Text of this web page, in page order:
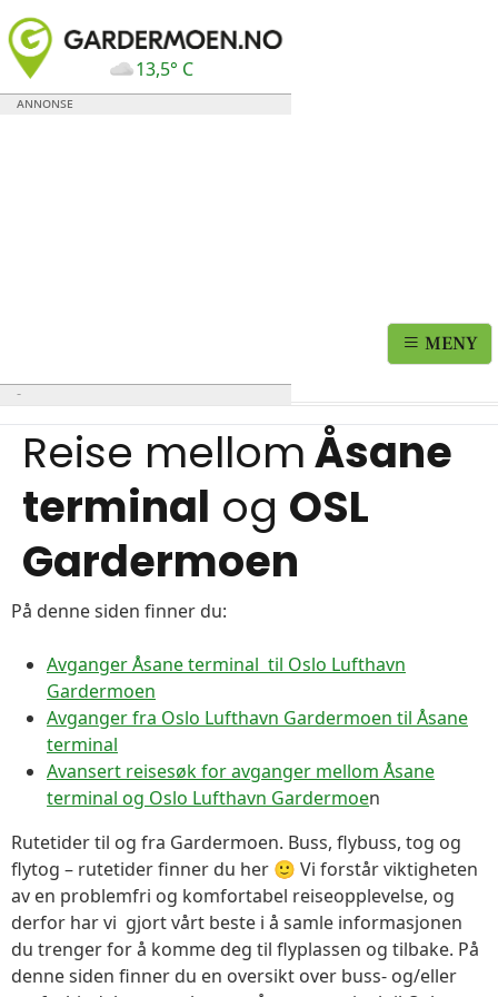
13,5° C
MENY
Reise mellomÅsane
terminal og OSL
Gardermoen
På denne siden finner du:
Avganger Åsane terminal til Oslo Lufthavn
Gardermoen
Avganger fra Oslo Lufthavn Gardermoen til Åsane
terminal
Avansert reisesøk for avganger mellom Åsane
terminal og Oslo Lufthavn Gardermoen
Rutetider til og fra Gardermoen. Buss, flybuss, tog og
flytog – rutetider finner du her 🙂 Vi forstår viktigheten
av en problemfri og komfortabel reiseopplevelse, og
derfor har vi gjort vårt beste i å samle informasjonen
du trenger for å komme deg til flyplassen og tilbake. På
denne siden finner du en oversikt over buss- og/eller